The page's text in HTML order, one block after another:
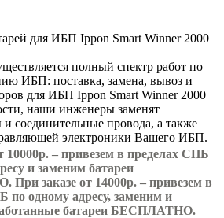
для ИБП Ippon Smart Winner 2000
полный спектр работ по
ИБП: поставка, замена, вывоз и
для ИБП Ippon Smart Winner 2000
наши инженеры заменят
соединительные провода, а также
электроники Вашего ИБП.
10000р. – привезем в пределах СПБ
и заменим батареи
заказе от 14000р. – привезем в
по одному адресу, заменим и
батареи БЕСПЛАТНО.